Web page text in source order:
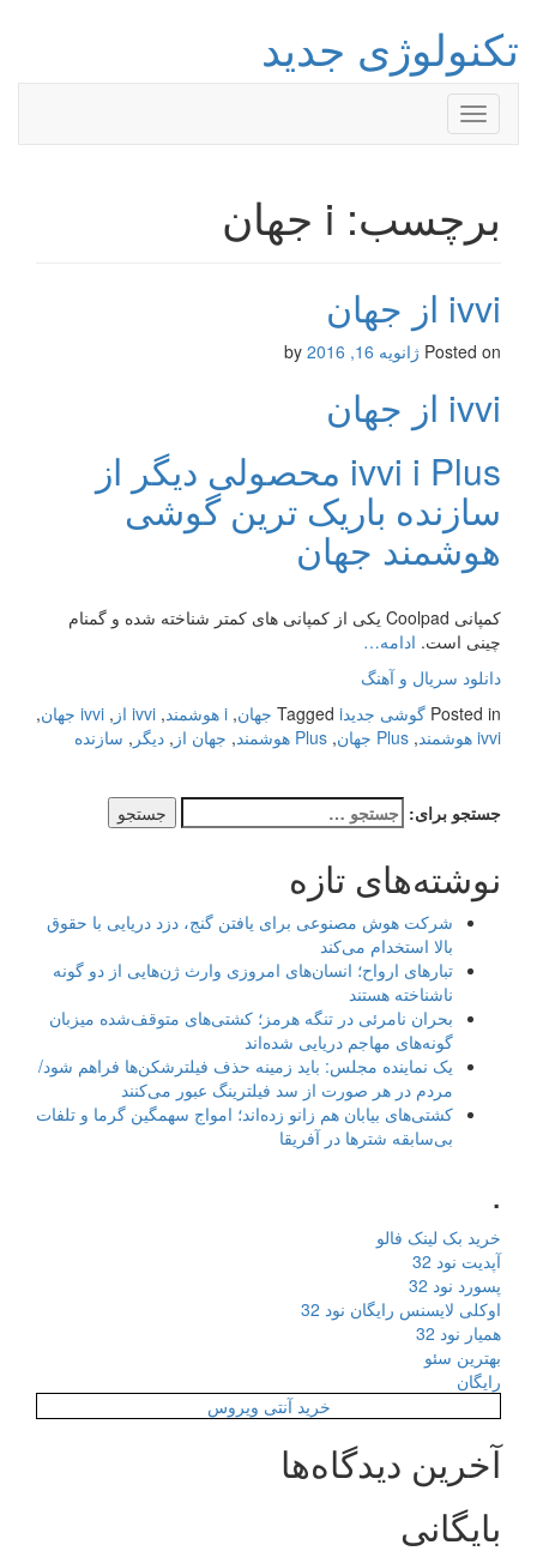
تکنولوژی جدید
Toggle
navigation
برچسب: i جهان
ivvi از جهان
Posted on ژانویه 16, 2016
ivvi از جهان
ivvi i Plus محصولی دیگر از
سازنده باریک ترین گوشی
هوشمند جهان
کمپانی Coolpad یکی از کمپانی های کمتر شناخته شده و گمنام
چینی است. ادامه…
دانلود سریال و آهنگ
Posted in گوشی جدید Tagged i جهان , i هوشمند , ivvi از , ivvi جهان
,
ivvi هوشمند
, Plus جهان , Plus هوشمند , جهان از , دیگر , سازنده
جستجو برای:
نوشته‌های تازه
شرکت هوش مصنوعی برای یافتن گنج، دزد دریایی با حقوق
بالا استخدام می‌کند
تبارهای ارواح؛ انسان‌های امروزی وارث ژن‌هایی از دو گونه
ناشناخته هستند
بحران نامرئی در تنگه هرمز؛ کشتی‌های متوقف‌شده میزبان
گونه‌های مهاجم دریایی شده‌اند
یک نماینده مجلس: باید زمینه حذف فیلترشکن‌ها فراهم شود/
مردم در هر صورت از سد فیلترینگ عبور می‌کنند
کشتی‌های بیابان هم زانو زده‌اند؛ امواج سهمگین گرما و تلفات
بی‌سابقه شترها در آفریقا
.
خرید بک لینک فالو
آپدیت نود 32
پسورد نود 32
اوکلی لایسنس رایگان نود 32
همیار نود 32
بهترین سئو
رایگان
خرید آنتی ویروس
آخرین دیدگاه‌ها
بایگانی